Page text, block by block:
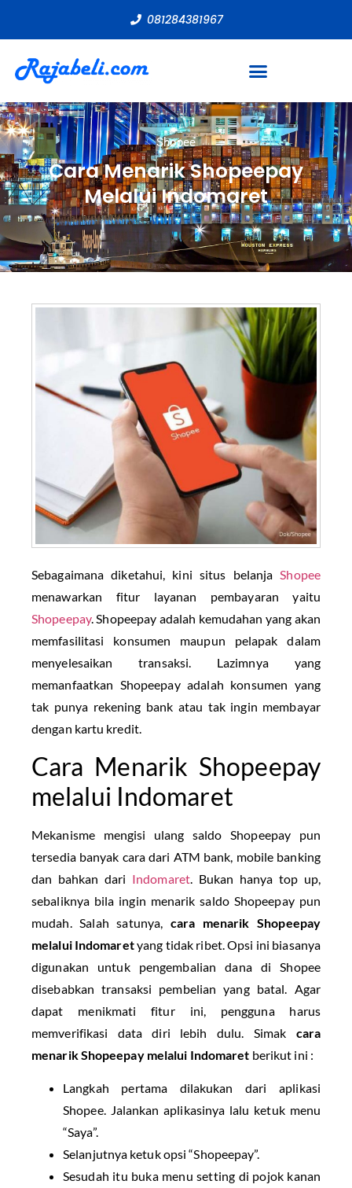
081284381967
Shopee
Cara Menarik Shopeepay
Melalui Indomaret
Sebagaimana diketahui, kini situs belanjaShopee
menawarkan fitur layanan pembayaran yaitu
Shopeepay. Shopeepay adalah kemudahan yang akan
memfasilitasi konsumen maupun pelapak dalam
menyelesaikan transaksi. Lazimnya yang
memanfaatkan Shopeepay adalah konsumen yang
tak punya rekening bank atau tak ingin membayar
dengan kartu kredit.
Cara Menarik Shopeepay
melalui Indomaret
Mekanisme mengisi ulang saldo Shopeepay pun
tersedia banyak cara dari ATM bank, mobile banking
dan bahkan dari Indomaret. Bukan hanya top up,
sebaliknya bila ingin menarik saldo Shopeepay pun
mudah. Salah satunya, cara menarik Shopeepay
melalui Indomaretyang tidak ribet. Opsi ini biasanya
digunakan untuk pengembalian dana di Shopee
disebabkan transaksi pembelian yang batal. Agar
dapat menikmati fitur ini, pengguna harus
memverifikasi data diri lebih dulu. Simak cara
menarik Shopeepay melalui Indomaret berikut ini :
Langkah pertama dilakukan dari aplikasi
Shopee. Jalankan aplikasinya lalu ketuk menu
“Saya”.
Selanjutnya ketuk opsi “Shopeepay”.
Sesudah itu buka menu setting di pojok kanan